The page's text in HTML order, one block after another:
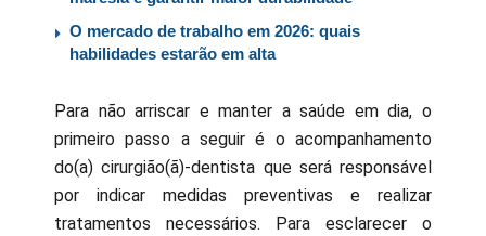
O mercado de trabalho em 2026: quais
habilidades estarão em alta
Para não arriscar e manter a saúde em dia, o
primeiro passo a seguir é o acompanhamento
do(a) cirurgião(ã)-dentista que será responsável
por indicar medidas preventivas e realizar
tratamentos necessários. Para esclarecer o